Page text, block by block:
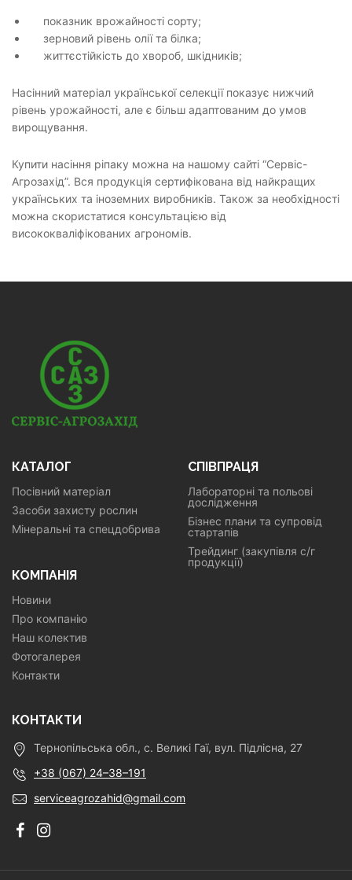
показник врожайності сорту;
зерновий рівень олії та білка;
життєстійкість до хвороб, шкідників;
Насінний матеріал української селекції показує нижчий
рівень урожайності, але є більш адаптованим до умов
вирощування.
Купити насіння ріпаку можна на нашому сайті “Сервіс-
Агрозахід”. Вся продукція сертифікована від найкращих
українських та іноземних виробників. Також за необхідності
можна скористатися консультацією від
висококваліфікованих агрономів.
КАТАЛОГ
Посівний матеріал
Засоби захисту рослин
Мінеральні та спецдобрива
СПІВПРАЦЯ
Лабораторні та польові
дослідження
Бізнес плани та супровід
стартапів
Трейдинг (закупівля с/г
продукції)
КОМПАНІЯ
Новини
Про компанію
Наш колектив
Фотогалерея
Контакти
КОНТАКТИ
Тернопільська обл., с. Великі Гаї, вул. Підлісна, 27
+38 (067) 24–38–191
serviceagrozahid@gmail.com